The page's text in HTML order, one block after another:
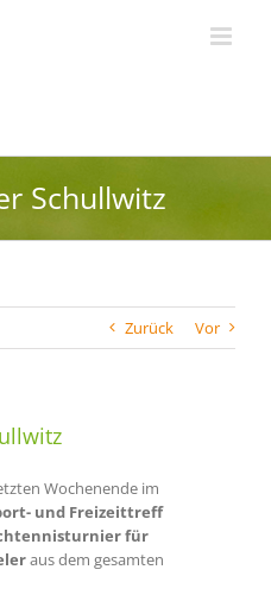
Schullwitz
Zurück Vor
Wochenende im
und Freizeittreff
für
aus dem gesamten